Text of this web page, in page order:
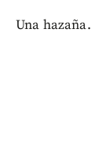
Una hazaña.